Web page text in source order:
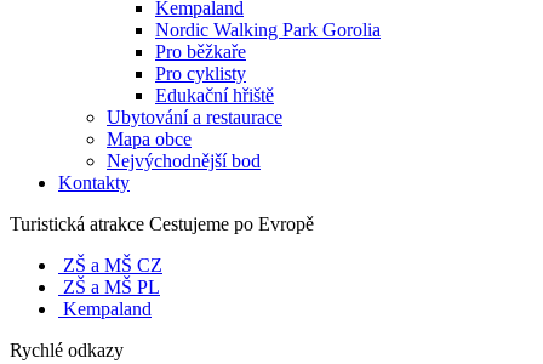
Kempaland
Nordic Walking Park Gorolia
Pro běžkaře
Pro cyklisty
Edukační hřiště
Ubytování a restaurace
Mapa obce
Nejvýchodnější bod
Kontakty
Turistická atrakce Cestujeme po Evropě
ZŠ a MŠ CZ
ZŠ a MŠ PL
Kempaland
Rychlé odkazy